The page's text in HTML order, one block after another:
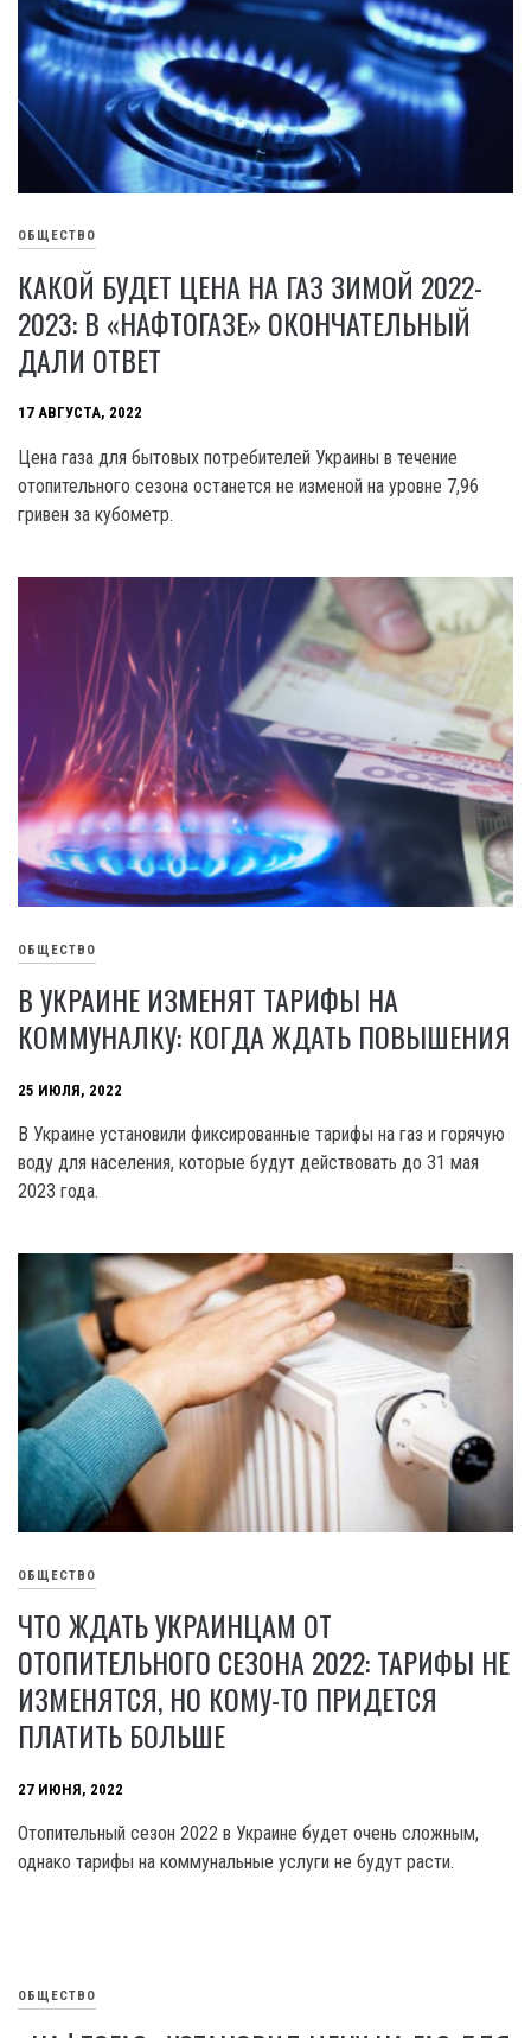
ОБЩЕСТВО
КАКОЙ БУДЕТ ЦЕНА НА ГАЗ ЗИМОЙ 2022-
2023: В «НАФТОГАЗЕ» ОКОНЧАТЕЛЬНЫЙ
ДАЛИ ОТВЕТ
17 АВГУСТА, 2022
Цена газа для бытовых потребителей Украины в течение
отопительного сезона останется не изменой на уровне 7,96
гривен за кубометр.
ОБЩЕСТВО
В УКРАИНЕ ИЗМЕНЯТ ТАРИФЫ НА
КОММУНАЛКУ: КОГДА ЖДАТЬ ПОВЫШЕНИЯ
25 ИЮЛЯ, 2022
В Украине установили фиксированные тарифы на газ и горячую
воду для населения, которые будут действовать до 31 мая
2023 года.
ОБЩЕСТВО
ЧТО ЖДАТЬ УКРАИНЦАМ ОТ
ОТОПИТЕЛЬНОГО СЕЗОНА 2022: ТАРИФЫ НЕ
ИЗМЕНЯТСЯ, НО КОМУ-ТО ПРИДЕТСЯ
ПЛАТИТЬ БОЛЬШЕ
27 ИЮНЯ, 2022
Отопительный сезон 2022 в Украине будет очень сложным,
однако тарифы на коммунальные услуги не будут расти.
ОБЩЕСТВО